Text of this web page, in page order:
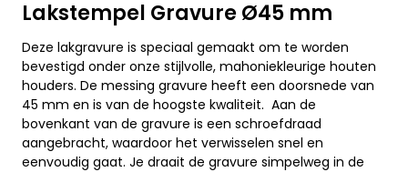
Lakstempel Gravure Ø45 mm
Deze lakgravure is speciaal gemaakt om te worden
bevestigd onder onze stijlvolle, mahoniekleurige houten
houders. De messing gravure heeft een doorsnede van
45 mm en is van de hoogste kwaliteit. Aan de
bovenkant van de gravure is een schroefdraad
aangebracht, waardoor het verwisselen snel en
eenvoudig gaat. Je draait de gravure simpelweg in de